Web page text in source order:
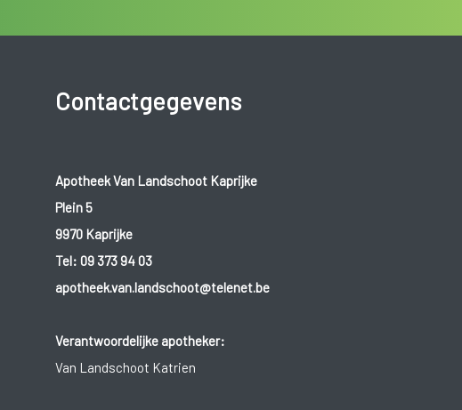
Contactgegevens
Apotheek Van Landschoot Kaprijke
Plein 5
9970 Kaprijke
Tel: 09 373 94 03
apotheek.van.landschoot@telenet.be
Verantwoordelijke apotheker:
Van Landschoot Katrien